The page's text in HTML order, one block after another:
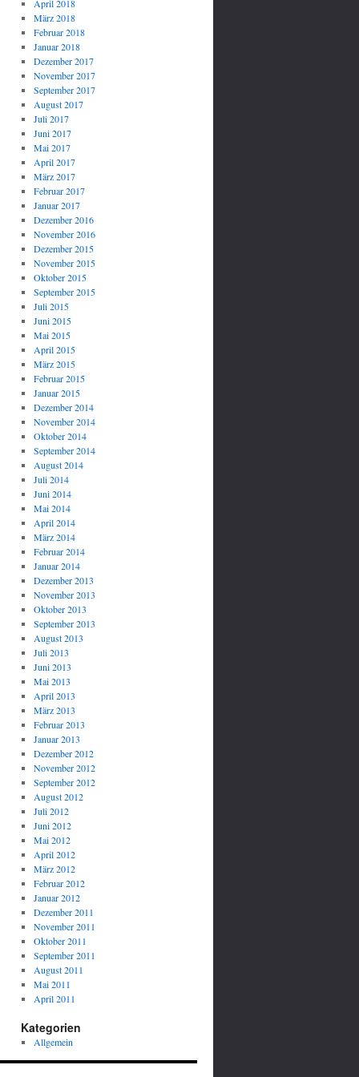
April 2018
März 2018
Februar 2018
Januar 2018
Dezember 2017
November 2017
September 2017
August 2017
Juli 2017
Juni 2017
Mai 2017
April 2017
März 2017
Februar 2017
Januar 2017
Dezember 2016
November 2016
Dezember 2015
November 2015
Oktober 2015
September 2015
Juli 2015
Juni 2015
Mai 2015
April 2015
März 2015
Februar 2015
Januar 2015
Dezember 2014
November 2014
Oktober 2014
September 2014
August 2014
Juli 2014
Juni 2014
Mai 2014
April 2014
März 2014
Februar 2014
Januar 2014
Dezember 2013
November 2013
Oktober 2013
September 2013
August 2013
Juli 2013
Juni 2013
Mai 2013
April 2013
März 2013
Februar 2013
Januar 2013
Dezember 2012
November 2012
September 2012
August 2012
Juli 2012
Juni 2012
Mai 2012
April 2012
März 2012
Februar 2012
Januar 2012
Dezember 2011
November 2011
Oktober 2011
September 2011
August 2011
Mai 2011
April 2011
Kategorien
Allgemein